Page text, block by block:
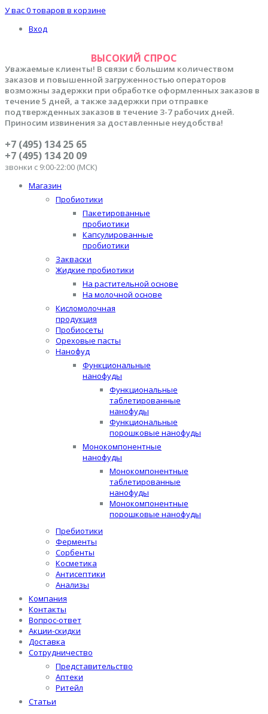
У вас0 товаров в корзине
Вход
ВЫСОКИЙ СПРОС
Уважаемые клиенты! В связи с большим количеством
заказов и повышенной загруженностью операторов
возможны задержки при обработке оформленных заказов в
течение 5 дней, а также задержки при отправке
подтвержденных заказов в течение 3-7 рабочих дней.
Приносим извинения за доставленные неудобства!
+7 (495) 134 25 65
+7 (495) 134 20 09
звонки с 9:00-22:00 (МСК)
Магазин
Пробиотики
Пакетированные
пробиотики
Капсулированные
пробиотики
Закваски
Жидкие пробиотики
На растительной основе
На молочной основе
Кисломолочная
продукция
Пробиосеты
Ореховые пасты
Нанофуд
Функциональные
нанофуды
Функциональные
таблетированные
нанофуды
Функциональные
порошковые нанофуды
Монокомпонентные
нанофуды
Монокомпонентные
таблетированные
нанофуды
Монокомпонентные
порошковые нанофуды
Пребиотики
Ферменты
Сорбенты
Косметика
Антисептики
Анализы
Компания
Контакты
Вопрос-ответ
Акции-скидки
Доставка
Сотрудничество
Представительство
Аптеки
Ритейл
Статьи